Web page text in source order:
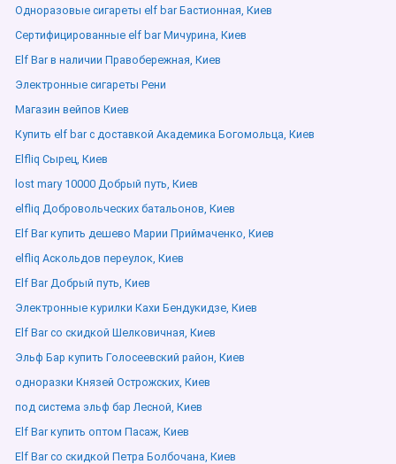
Одноразовые сигареты elf bar Бастионная, Киев
Сертифицированные elf bar Мичурина, Киев
Elf Bar в наличии Правобережная, Киев
Электронные сигареты Рени
Магазин вейпов Киев
Купить elf bar с доставкой Академика Богомольца, Киев
Elfliq Сырец, Киев
lost mary 10000 Добрый путь, Киев
elfliq Добровольческих батальонов, Киев
Elf Bar купить дешево Марии Приймаченко, Киев
elfliq Аскольдов переулок, Киев
Elf Bar Добрый путь, Киев
Электронные курилки Кахи Бендукидзе, Киев
Elf Bar со скидкой Шелковичная, Киев
Эльф Бар купить Голосеевский район, Киев
одноразки Князей Острожских, Киев
под система эльф бар Лесной, Киев
Elf Bar купить оптом Пасаж, Киев
Elf Bar со скидкой Петра Болбочана, Киев